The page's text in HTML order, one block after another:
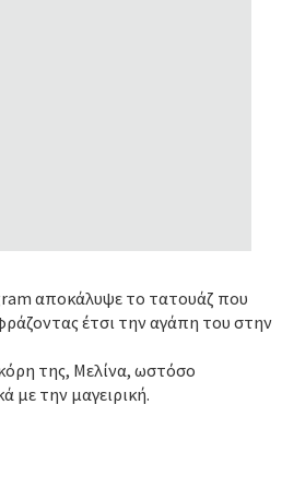
αποκάλυψε το τατουάζ που
έτσι την αγάπη του στην
της, Μελίνα, ωστόσο
με την μαγειρική.